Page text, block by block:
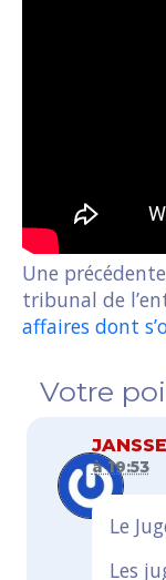
Une
tribunal de
affaires dont
Votre
à 19:53
Le
Les